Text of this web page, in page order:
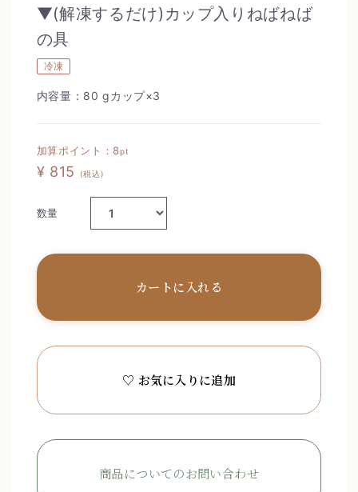
▼(解凍するだけ)カップ入りねばねば
の具
冷凍
内容量：80 gカップ×3
加算ポイント：8pt
¥ 815 (税込)
数量
カートに入れる
♡ お気に入りに追加
商品についてのお問い合わせ